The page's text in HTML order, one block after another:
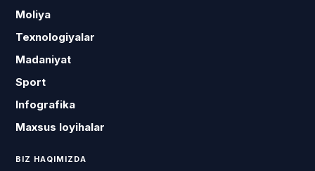
Moliya
Texnologiyalar
Madaniyat
Sport
Infografika
Maxsus loyihalar
BIZ HAQIMIZDA